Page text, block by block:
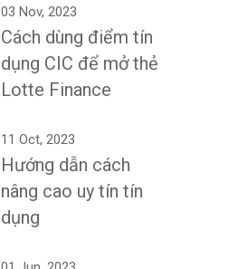
03 Nov, 2023
Cách dùng điểm tín
dụng CIC để mở thẻ
Lotte Finance
11 Oct, 2023
Hướng dẫn cách
nâng cao uy tín tín
dụng